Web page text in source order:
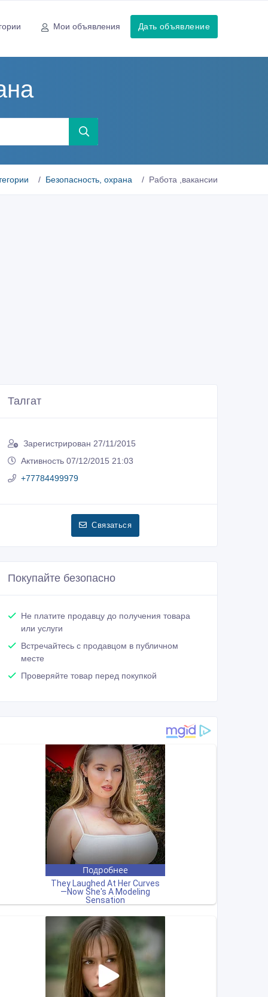
Мои объявления Дать объявление
Безопасность, охрана Работа ,вакансии
Талгат
Зарегистрирован 27/11/2015
Активность 07/12/2015 21:03
+77784499979
Связаться
Покупайте безопасно
Не платите продавцу до получения товара
или услуги
Встречайтесь с продавцом в публичном
месте
Проверяйте товар перед покупкой